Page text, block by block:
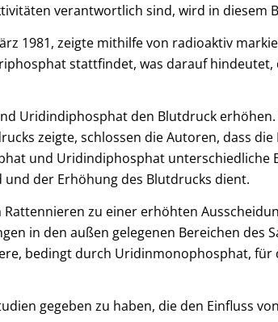
verantwortlich sind, wird in diesem
1981, zeigte mithilfe von radioaktiv
stattfindet, was darauf
Uridindiphosphat den Blutdruck
zeigte, schlossen die Autoren, dass
und Uridindiphosphat unterschiedliche
und der Erhöhung des Blutdrucks dient.
zu einer erhöhten
in den außen gelegenen Bereichen des
bedingt durch Uridinmonophosphat,
gegeben zu haben, die den Einfluss